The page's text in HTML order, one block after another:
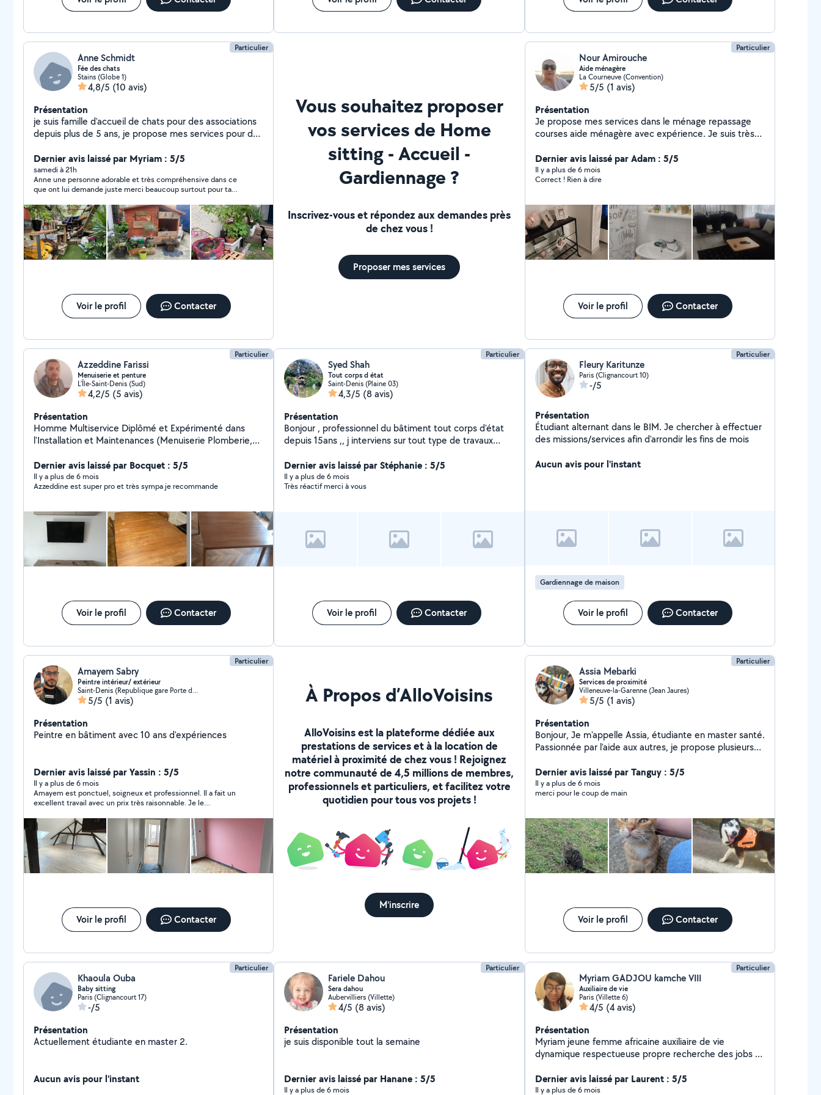
Particulier
Anne Schmidt
Fée des chats
Stains (Globe 1)
4,8/5 (10 avis)
Présentation
je suis famille d'accueil de chats pour des associations
depuis plus de 5 ans, je propose mes services pour des
qui aiment leur animaux puissent partir en vacances car
je sais que ce n'ai pas facile de laisser son animal.j'ai
toujours eu des chats (mais aussi des poissons,
tortues, souris et chien, lapin). j'accueille ces petites
boules de poils ayant subi des abandons, maltraitances
en vue d'adoption, ou de socialisation pour leur
redonner confiance en l'homme, ce qui demande
beaucoup de patience, parfois ils restent en panier
retraite. j'ai accueilli des chatons, chatte gestante, des
stérilisation. Il y'a une pièce d'adaptation. Pour ceux
que j'ai en garde Le patio sécurisé leur permet de ne
pas sortir mais de voir et sentir l'extérieur.
Dernier avis laissé par Myriam : 5/5
samedi à 21h
Anne une personne adorable et très compréhensive dans ce
que ont lui demande juste merci beaucoup surtout pour ta
Voir le profil Contacter
Vous souhaitez proposer
vos services de Home
sitting - Accueil -
Gardiennage ?
Inscrivez-vous et répondez aux demandes près
de chez vous !
Proposer mes services
Particulier
Nour Amirouche
Aide ménagère
La Courneuve (Convention)
5/5 (1 avis)
Présentation
Je propose mes services dans le ménage repassage
courses aide ménagère avec expérience. Je suis très
L'esthétique. je remplis documents administratifs et
accompagne les personnes dans leurs démarches.
Porpose soins hydrafacial.
Dernier avis laissé par Adam : 5/5
Il y a plus de 6 mois
Correct ! Rien à dire
Voir le profil Contacter
Particulier
Azzeddine Farissi
Menuiserie et penture
L'Île-Saint-Denis (Sud)
4,2/5 (5 avis)
Présentation
Homme Multiservice Diplômé et Expérimenté dans
l'Installation et Maintenances (Menuiserie Plomberie,
Electroménager. Travaux de plomberie et électricité.
Assemblage de meubles Pose cuisine complète Pose
de lampes et Lumières Fixation d'étagères . Réparation
services avec la crédibilité et le suivi merci.
Dernier avis laissé par Bocquet : 5/5
Il y a plus de 6 mois
Azzeddine est super pro et très sympa je recommande
Voir le profil Contacter
Particulier
Syed Shah
Tout corps d état
Saint-Denis (Plaine 03)
4,3/5 (8 avis)
Présentation
Bonjour , professionnel du bâtiment tout corps d'état
depuis 15ans ,, j interviens sur tout type de travaux
électricité, menuiserie, plomberie, parquet, montage
de meubles et cuisine, Placo B13 ,,,
Dernier avis laissé par Stéphanie : 5/5
Il y a plus de 6 mois
Très réactif merci à vous
Voir le profil Contacter
Particulier
Fleury Karitunze
Paris (Clignancourt 10)
-/5
Présentation
Étudiant alternant dans le BIM. Je chercher à effectuer
des missions/services afin d'arrondir les fins de mois
Aucun avis pour l'instant
Gardiennage de maison
Voir le profil Contacter
Particulier
Amayem Sabry
Peintre intérieur/ extérieur
Saint-Denis (Republique gare Porte de Paris 06)
5/5 (1 avis)
Présentation
Peintre en bâtiment avec 10 ans d'expériences
Dernier avis laissé par Yassin : 5/5
Il y a plus de 6 mois
Amayem est ponctuel, soigneux et professionnel. Il a fait un
excellent travail avec un prix très raisonnable. Je le
Voir le profil Contacter
À Propos d’AlloVoisins
AlloVoisins est la plateforme dédiée aux
prestations de services et à la location de
matériel à proximité de chez vous ! Rejoignez
notre communauté de 4,5 millions de membres,
professionnels et particuliers, et facilitez votre
quotidien pour tous vos projets !
M'inscrire
Particulier
Assia Mebarki
Services de proximité
Villeneuve-la-Garenne (Jean Jaures)
5/5 (1 avis)
Présentation
Bonjour, Je m'appelle Assia, étudiante en master santé.
Passionnée par l'aide aux autres, je propose plusieurs
Promenade et garde d'animaux - Garde d'enfants -
Ménage et entretien de la maison - Livraison de
courses
Dernier avis laissé par Tanguy : 5/5
Il y a plus de 6 mois
merci pour le coup de main
Voir le profil Contacter
Particulier
Khaoula Ouba
Baby sitting
Paris (Clignancourt 17)
-/5
Présentation
Actuellement étudiante en master 2.
Aucun avis pour l'instant
Particulier
Fariele Dahou
Sera dahou
Aubervilliers (Villette)
4/5 (8 avis)
Présentation
je suis disponible tout la semaine
Dernier avis laissé par Hanane : 5/5
Il y a plus de 6 mois
Particulier
Myriam GADJOU kamche VIII
Auxiliaire de vie
Paris (Villette 6)
4/5 (4 avis)
Présentation
Myriam jeune femme africaine auxiliaire de vie
dynamique respectueuse propre recherche des jobs à
Dernier avis laissé par Laurent : 5/5
Il y a plus de 6 mois